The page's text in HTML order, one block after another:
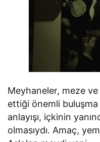
Meyhaneler, meze
ettiği önemli
anlayışı, içkinin
olmasıydı. Amaç,